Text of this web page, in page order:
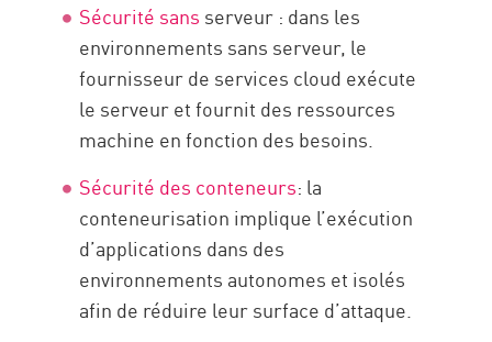
Sécurité sans serveur : dans les
environnements sans serveur, le
fournisseur de services cloud exécute
le serveur et fournit des ressources
machine en fonction des besoins.
Sécurité des conteneurs: la
conteneurisation implique l’exécution
d’applications dans des
environnements autonomes et isolés
afin de réduire leur surface d’attaque.